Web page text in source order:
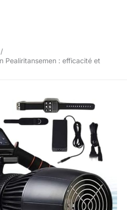
Pealiritansemen : efficacité et